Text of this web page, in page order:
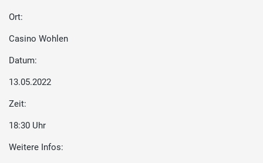
Ort:
Casino Wohlen
Datum:
13.05.2022
Zeit:
18:30 Uhr
Weitere Infos: